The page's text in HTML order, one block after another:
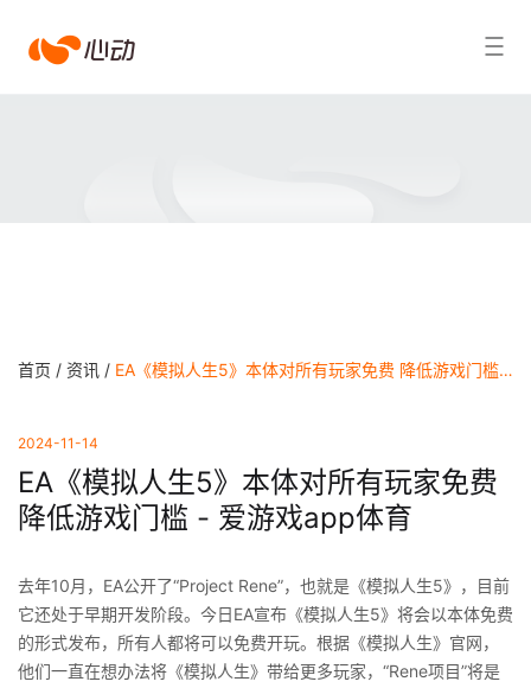
爱搜索结果
首页 / 资讯 / EA《模拟人生5》本体对所有玩家免费 降低游戏门槛 - 爱游戏app体育
2024-11-14
EA《模拟人生5》本体对所有玩家免费
降低游戏门槛 - 爱游戏app体育
去年10月，EA公开了“Project Rene”，也就是《模拟人生5》，目前
它还处于早期开发阶段。今日EA宣布《模拟人生5》将会以本体免费
的形式发布，所有人都将可以免费开玩。根据《模拟人生》官网，
他们一直在想办法将《模拟人生》带给更多玩家，“Rene项目”将是